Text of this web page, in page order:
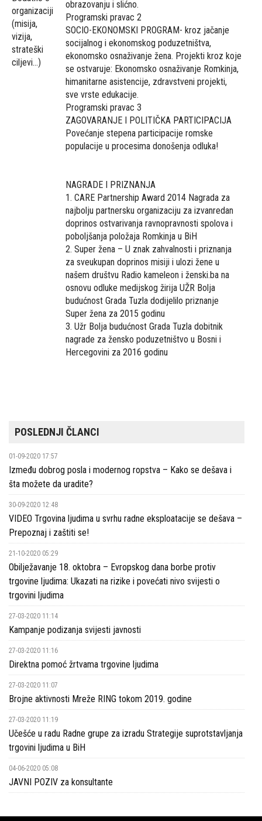
organizaciji
(misija,
vizija,
strateški
ciljevi...)
obrazovanju i slićno.
Programski pravac 2
SOCIO-EKONOMSKI PROGRAM- kroz jačanje
socijalnog i ekonomskog poduzetništva,
ekonomsko osnaživanje žena. Projekti kroz koje
se ostvaruje: Ekonomsko osnaživanje Romkinja,
himanitarne asistencije, zdravstveni projekti,
sve vrste edukacije.
Programski pravac 3
ZAGOVARANJE I POLITIČKA PARTICIPACIJA
Povećanje stepena participacije romske
populacije u procesima donošenja odluka!
NAGRADE I PRIZNANJA
1. CARE Partnership Award 2014 Nagrada za
najbolju partnersku organizaciju za izvanredan
doprinos ostvarivanja ravnopravnosti spolova i
poboljšanja položaja Romkinja u BiH
2. Super žena – U znak zahvalnosti i priznanja
za sveukupan doprinos misiji i ulozi žene u
našem društvu Radio kameleon i ženski.ba na
osnovu odluke medijskog žirija UŽR Bolja
budućnost Grada Tuzla dodijelilo priznanje
Super žena za 2015 godinu
3. Užr Bolja budućnost Grada Tuzla dobitnik
nagrade za žensko poduzetništvo u Bosni i
Hercegovini za 2016 godinu
POSLEDNJI ČLANCI
01-09-2020 17:57
Između dobrog posla i modernog ropstva – Kako se dešava i
šta možete da uradite?
30-09-2020 12:48
VIDEO Trgovina ljudima u svrhu radne eksploatacije se dešava –
Prepoznaj i zaštiti se!
21-10-2020 05:29
Obilježavanje 18. oktobra – Evropskog dana borbe protiv
trgovine ljudima: Ukazati na rizike i povećati nivo svijesti o
trgovini ljudima
27-03-2020 11:14
Kampanje podizanja svijesti javnosti
27-03-2020 11:16
Direktna pomoć žrtvama trgovine ljudima
27-03-2020 11:07
Brojne aktivnosti Mreže RING tokom 2019. godine
27-03-2020 11:19
Učešće u radu Radne grupe za izradu Strategije suprotstavljanja
trgovini ljudima u BiH
04-06-2020 05:08
JAVNI POZIV za konsultante